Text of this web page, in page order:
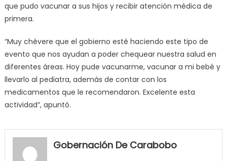
que pudo vacunar a sus hijos y recibir atención médica de
primera.
“Muy chévere que el gobierno esté haciendo este tipo de
evento que nos ayudan a poder chequear nuestra salud en
diferentes áreas. Hoy pude vacunarme, vacunar a mi bebé y
llevarlo al pediatra, además de contar con los
medicamentos que le recomendaron. Excelente esta
actividad”, apuntó.
my
neighbor
Gobernación De Carabobo